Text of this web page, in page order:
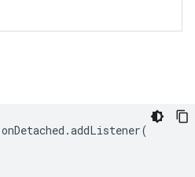
onDetached .addListener(